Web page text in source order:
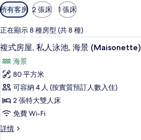
可
用
嘅
客
房
篩
選
條
所有客房 2 張床 1 張床
正在顯示 8 種房型 (共 8 種)
載
入
所
有
複
式
房
屋,
9
複式房屋, 私人泳池, 海景 (Maisonette)
海景
80 平方米
可容納 4 人 (按實質預訂人數入住)
2 張特大雙人床
免費 Wi-Fi
詳情
複